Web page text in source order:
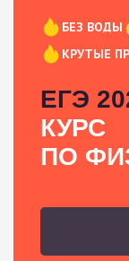
БЕЗ ВОДЫ
КРУТЫЕ
ЕГЭ
КУРС
ПО